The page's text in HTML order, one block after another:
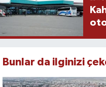
Bunlar da ilginizi